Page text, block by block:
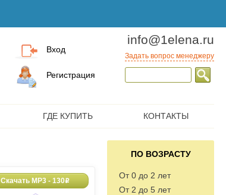
info@1elena.ru
Задать вопрос менеджеру
Вход
Регистрация
ГДЕ КУПИТЬ КОНТАКТЫ
ПО ВОЗРАСТУ
От 0 до 2 лет
От 2 до 5 лет
Скачать MP3 - 130o